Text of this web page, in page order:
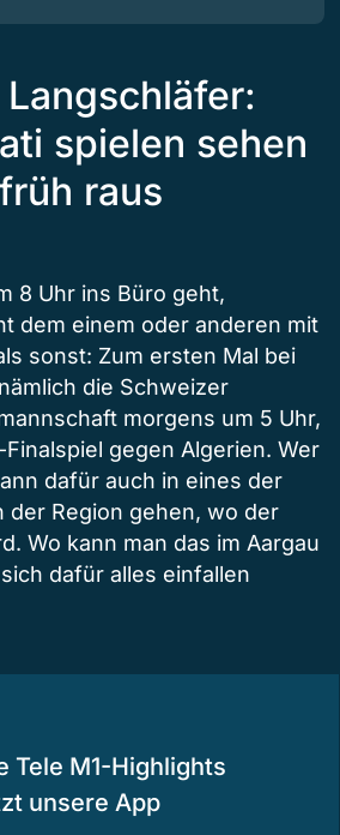
spielen sehen
raus
8 Uhr ins Büro geht,
dem einem oder anderen mit
sonst: Zum ersten Mal bei
die Schweizer
morgens um 5 Uhr,
gegen Algerien. Wer
dafür auch in eines der
der Region gehen, wo der
Wo kann man das im Aargau
dafür alles einfallen
Tele M1-Highlights
unsere App